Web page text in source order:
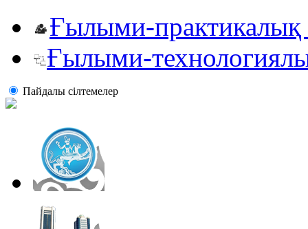
Ғылыми-практикалық
Ғылыми-
Пайдалы сiлтемелер